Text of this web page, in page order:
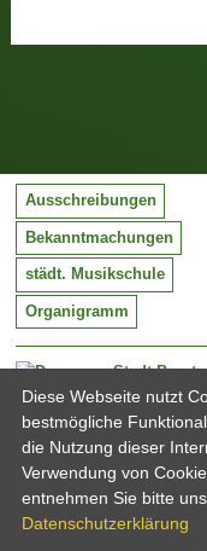
Stadt
Mittelstraße
32683
Tel:
Email:
Ausschreibungen
Bekanntmachungen
städt. Musikschule
Organigramm
Diese Webseite nutzt
bestmögliche
die Nutzung dieser
Verwendung von
entnehmen Sie bitte
Datenschutzerklärung